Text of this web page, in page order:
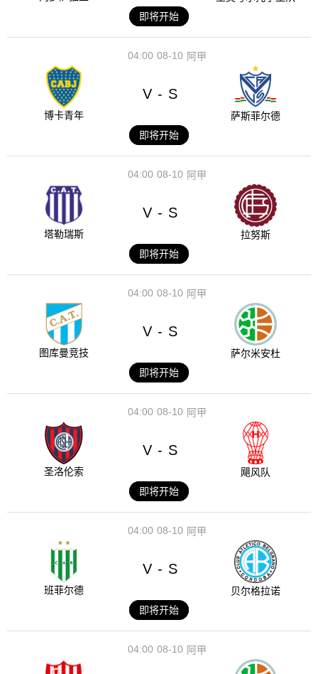
即将开始
08-10
04:00 阿甲
博卡青年
V - S
萨斯菲尔德
即将开始
08-10
04:00 阿甲
塔勒瑞斯
V - S
拉努斯
即将开始
08-10
04:00 阿甲
图库曼竞技
V - S
萨尔米安杜
即将开始
08-10
04:00 阿甲
圣洛伦索
V - S
飓风队
即将开始
08-10
04:00 阿甲
班菲尔德
V - S
贝尔格拉诺
即将开始
08-10
04:00 阿甲